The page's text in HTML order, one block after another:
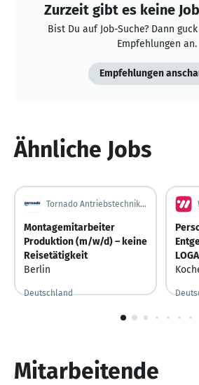
Zurzeit gibt es keine
Bist Du auf Job-Suche? Dann
Empfehlungen an.
Empfehlungen
Ähnliche Jobs
Tornado Antriebstechnik GmbH
Montagemitarbeiter
Produktion (m/w/d) – keine
Reisetätigkeit
Berlin
Deutschland
Mitarbeitende